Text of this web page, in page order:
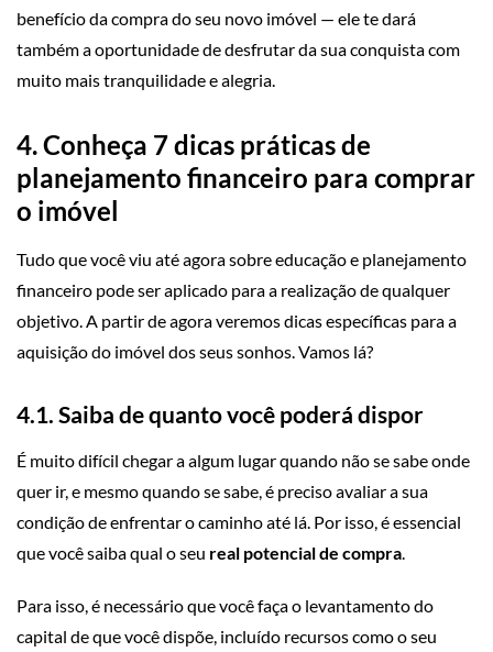
benefício da compra do seu novo imóvel — ele te dará
também a oportunidade de desfrutar da sua conquista com
muito mais tranquilidade e alegria.
4. Conheça 7 dicas práticas de
planejamento financeiro para comprar
o imóvel
Tudo que você viu até agora sobre educação e planejamento
financeiro pode ser aplicado para a realização de qualquer
objetivo. A partir de agora veremos dicas específicas para a
aquisição do imóvel dos seus sonhos. Vamos lá?
4.1. Saiba de quanto você poderá dispor
É muito difícil chegar a algum lugar quando não se sabe onde
quer ir, e mesmo quando se sabe, é preciso avaliar a sua
condição de enfrentar o caminho até lá. Por isso, é essencial
que você saiba qual o seu real potencial de compra.
Para isso, é necessário que você faça o levantamento do
capital de que você dispõe, incluído recursos como o seu